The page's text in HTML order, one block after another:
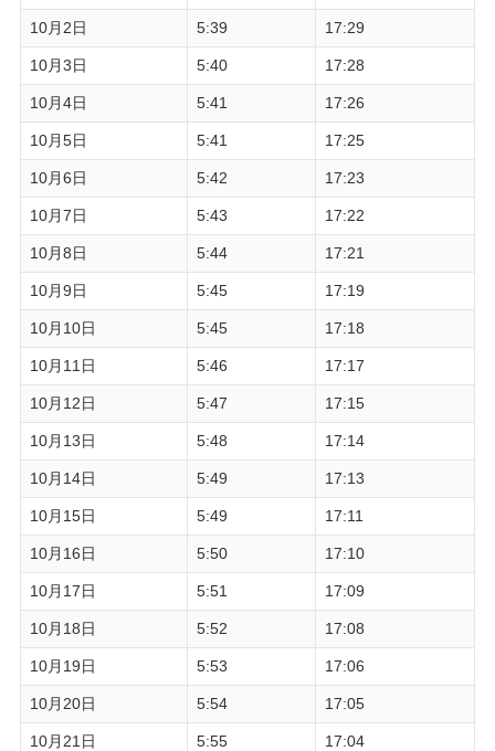
10月2日 5:39 17:29
10月3日 5:40 17:28
10月4日 5:41 17:26
10月5日 5:41 17:25
10月6日 5:42 17:23
10月7日 5:43 17:22
10月8日 5:44 17:21
10月9日 5:45 17:19
10月10日 5:45 17:18
10月11日 5:46 17:17
10月12日 5:47 17:15
10月13日 5:48 17:14
10月14日 5:49 17:13
10月15日 5:49 17:11
10月16日 5:50 17:10
10月17日 5:51 17:09
10月18日 5:52 17:08
10月19日 5:53 17:06
10月20日 5:54 17:05
10月21日 5:55 17:04